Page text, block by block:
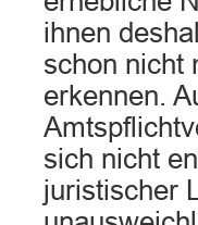
ihnen
schon nicht
erkennen.
sich nicht
juristischer